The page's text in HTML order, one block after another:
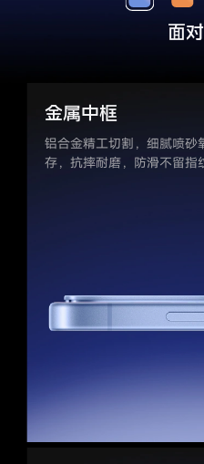
面
金属中框
铝合金精工切割，细腻喷砂
存，抗摔耐磨， 防滑不留指